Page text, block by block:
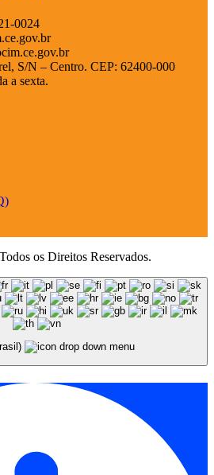
0024
S/N – Centro. CEP: 62400-000
a sexta.
os Direitos Reservados.